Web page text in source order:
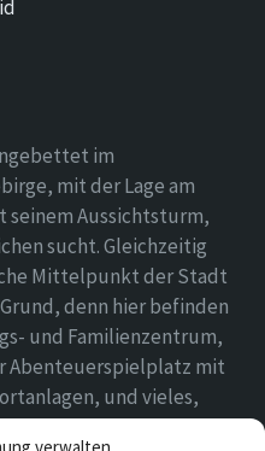
im
mit der Lage am
seinem Aussichtsturm,
sucht. Gleichzeitig
Mittelpunkt der Stadt
denn hier befinden
und Familienzentrum,
Abenteuerspielplatz mit
und vieles,
findet ihr hier auf